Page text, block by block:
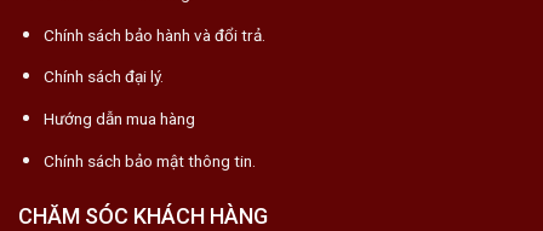
Chính sách bảo hành và đổi trả.
Chính sách đại lý.
Hướng dẫn mua hàng
Chính sách bảo mật thông tin.
CHĂM SÓC KHÁCH HÀNG